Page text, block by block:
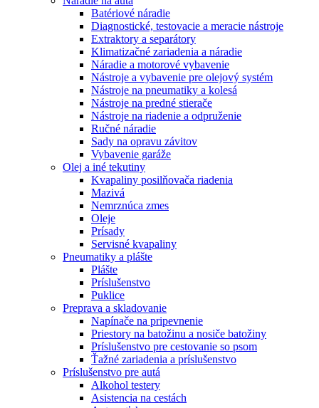
Batériové náradie
Diagnostické, testovacie a meracie nástroje
Extraktory a separátory
Klimatizačné zariadenia a náradie
Náradie a motorové vybavenie
Nástroje a vybavenie pre olejový systém
Nástroje na pneumatiky a kolesá
Nástroje na predné stierače
Nástroje na riadenie a odpruženie
Ručné náradie
Sady na opravu závitov
Vybavenie garáže
Olej a iné tekutiny
Kvapaliny posilňovača riadenia
Mazivá
Nemrznúca zmes
Oleje
Prísady
Servisné kvapaliny
Pneumatiky a plášte
Plášte
Príslušenstvo
Puklice
Preprava a skladovanie
Napínače na pripevnenie
Priestory na batožinu a nosiče batožiny
Príslušenstvo pre cestovanie so psom
Ťažné zariadenia a príslušenstvo
Príslušenstvo pre autá
Alkohol testery
Asistencia na cestách